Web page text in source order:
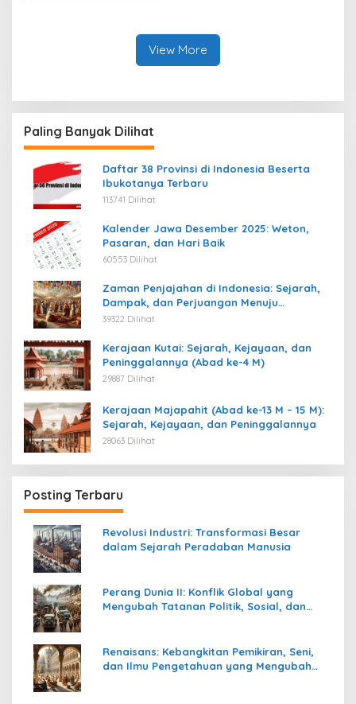
View More
Paling Banyak Dilihat
Daftar 38 Provinsi di Indonesia Beserta
Ibukotanya Terbaru
113741 Dilihat
Kalender Jawa Desember 2025: Weton,
Pasaran, dan Hari Baik
60553 Dilihat
Zaman Penjajahan di Indonesia: Sejarah,
Dampak, dan Perjuangan Menuju
Kemerdekaan
39322 Dilihat
Kerajaan Kutai: Sejarah, Kejayaan, dan
Peninggalannya (Abad ke-4 M)
29887 Dilihat
Kerajaan Majapahit (Abad ke-13 M – 15 M):
Sejarah, Kejayaan, dan Peninggalannya
28063 Dilihat
Posting Terbaru
Revolusi Industri: Transformasi Besar
dalam Sejarah Peradaban Manusia
Perang Dunia II: Konflik Global yang
Mengubah Tatanan Politik, Sosial, dan
Renaisans: Kebangkitan Pemikiran, Seni,
dan Ilmu Pengetahuan yang Mengubah